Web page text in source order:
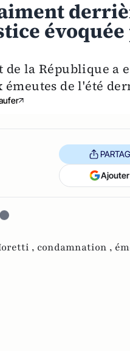
de la République a
de l'été
, condamnation ,